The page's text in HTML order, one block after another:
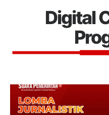
Digital